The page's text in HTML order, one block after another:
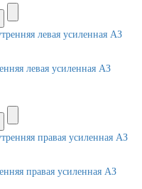
левая усиленная АЗ
правая усиленная АЗ